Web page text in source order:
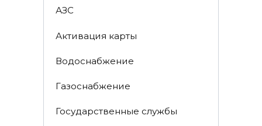
АЗС
Активация карты
Водоснабжение
Газоснабжение
Государственные службы